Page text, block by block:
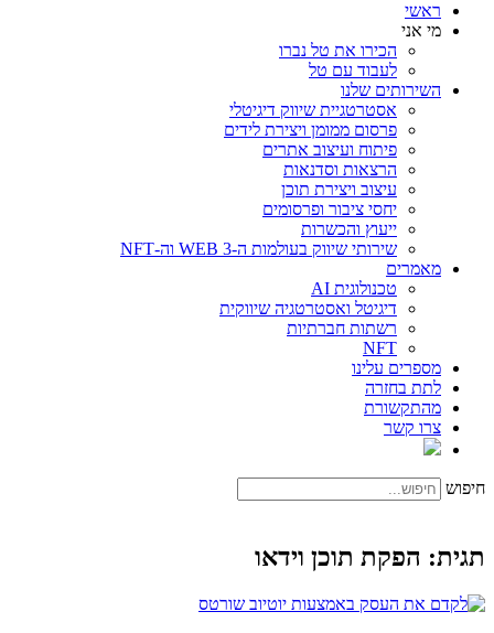
ראשי
מי אני
הכירו את טל נברו
לעבוד עם טל
השירותים שלנו
אסטרטגיית שיווק דיגיטלי
פרסום ממומן ויצירת לידים
פיתוח ועיצוב אתרים
הרצאות וסדנאות
עיצוב ויצירת תוכן
יחסי ציבור ופרסומים
ייעוץ והכשרות
שירותי שיווק בעולמות ה-WEB 3 וה-NFT
מאמרים
טכנולוגית AI
דיגיטל ואסטרטגיה שיווקית
רשתות חברתיות
NFT
מספרים עלינו
לתת בחזרה
מהתקשורת
צרו קשר
חיפוש
תגית: הפקת תוכן וידאו